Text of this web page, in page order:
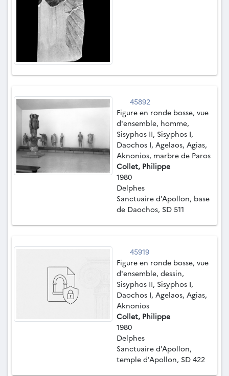
45892
Figure en ronde bosse, vue
d'ensemble, homme,
Sisyphos II, Sisyphos I,
Daochos I, Agelaos, Agias,
Aknonios, marbre de Paros
Collet, Philippe
1980
Delphes
Sanctuaire d'Apollon, base
de Daochos, SD 511
45919
Figure en ronde bosse, vue
d'ensemble, dessin,
Sisyphos II, Sisyphos I,
Daochos I, Agelaos, Agias,
Aknonios
Collet, Philippe
1980
Delphes
Sanctuaire d'Apollon,
temple d'Apollon, SD 422